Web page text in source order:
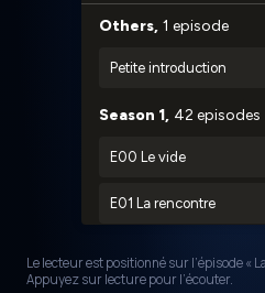
Le lecteur est positionné sur l’épisode «
Appuyez sur lecture pour l’écouter.